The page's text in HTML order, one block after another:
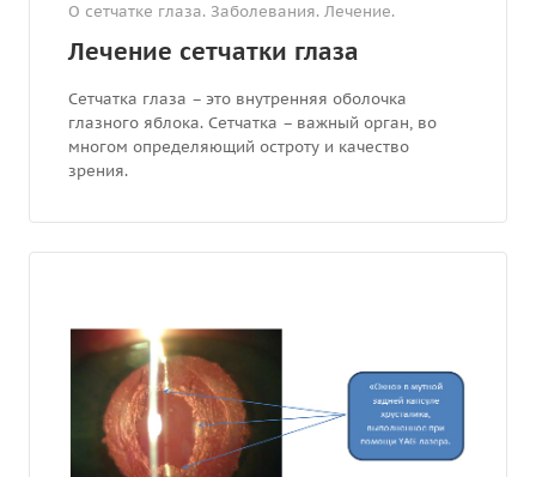
О сетчатке глаза. Заболевания. Лечение.
Лечение сетчатки глаза
Сетчатка глаза – это внутренняя оболочка
глазного яблока. Сетчатка – важный орган, во
многом определяющий остроту и качество
зрения.